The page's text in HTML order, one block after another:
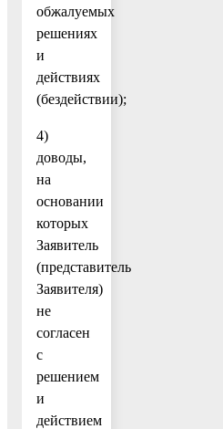
обжалуемых
решениях
и
действиях
(бездействии);
4)
доводы,
на
основании
которых
Заявитель
(представитель
Заявителя)
не
согласен
с
решением
и
действием